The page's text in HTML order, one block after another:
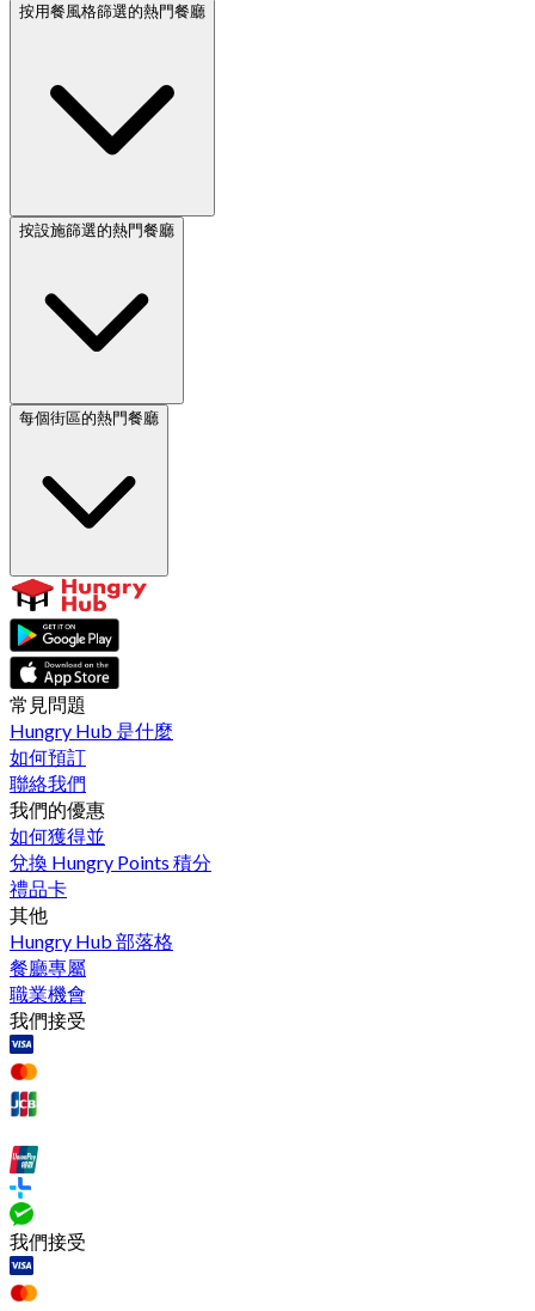
按用餐風格篩選的熱門餐廳
按設施篩選的熱門餐廳
每個街區的熱門餐廳
常見問題
Hungry Hub 是什麼
如何預訂
聯絡我們
我們的優惠
如何獲得並
兌換 Hungry Points 積分
禮品卡
其他
Hungry Hub 部落格
餐廳專屬
職業機會
我們接受
我們接受